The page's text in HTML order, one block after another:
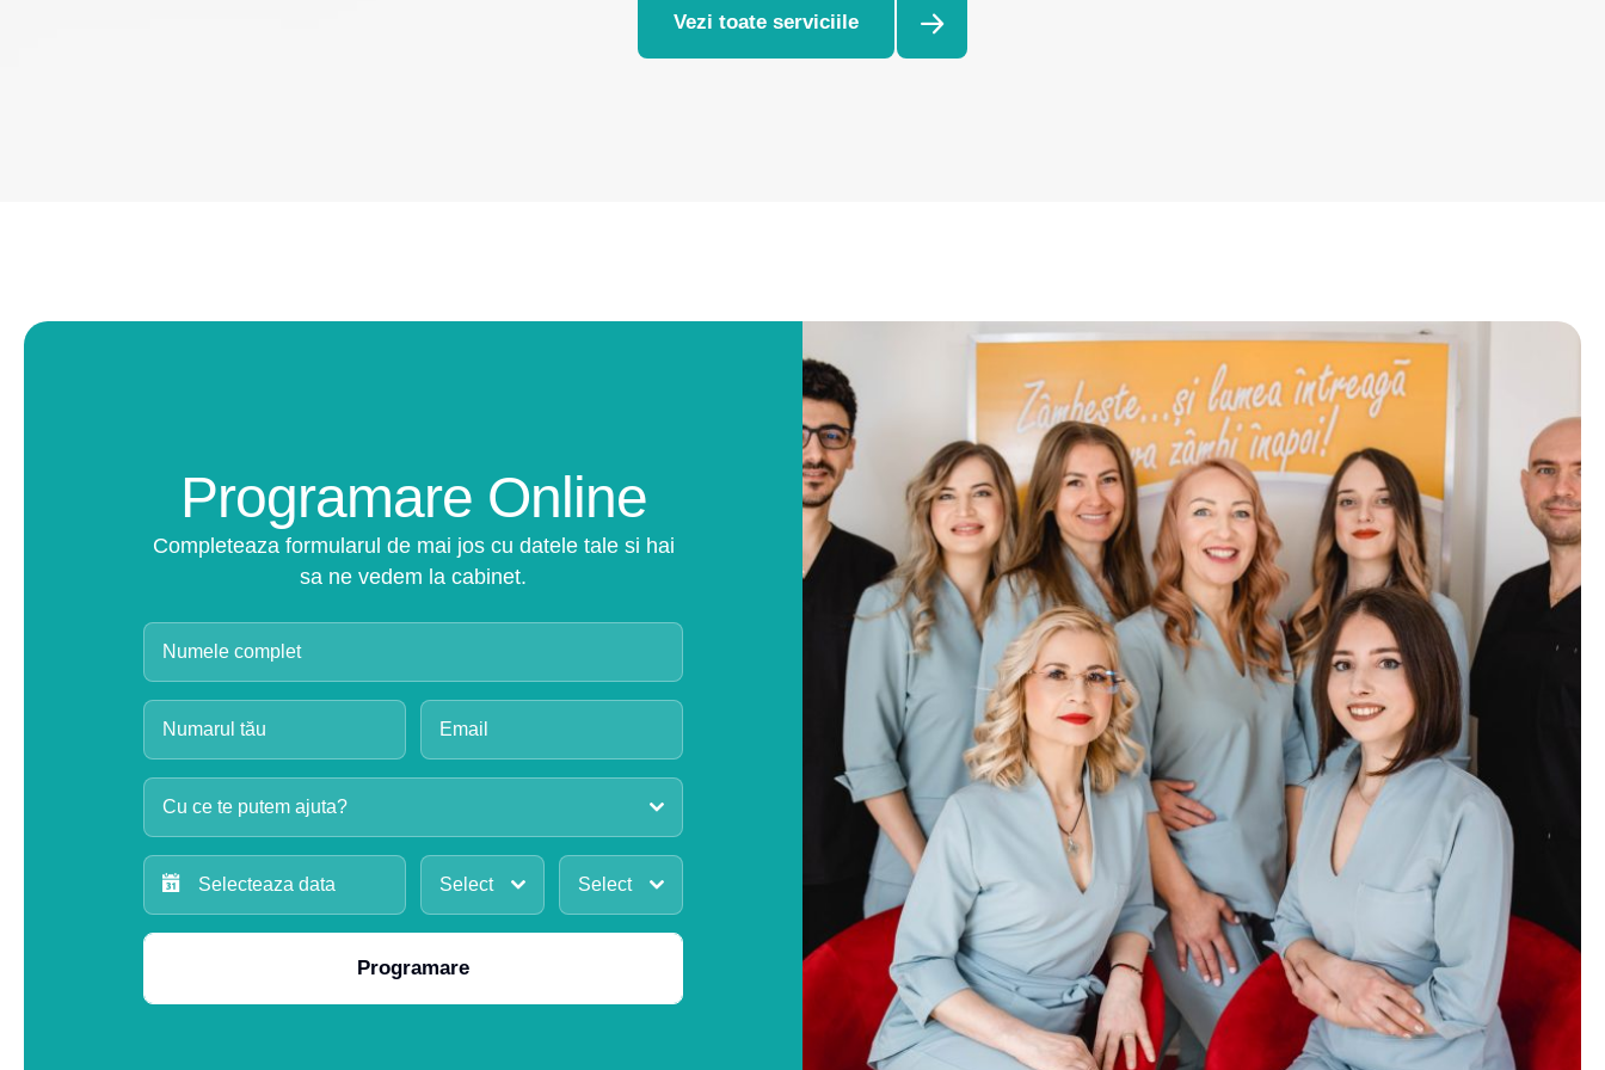
Vezi toate serviciile
Programare Online
Completeaza formularul de mai jos cu datele tale si hai
sa ne vedem la cabinet.
Cu ce te putem ajuta?
Select Select
Programare